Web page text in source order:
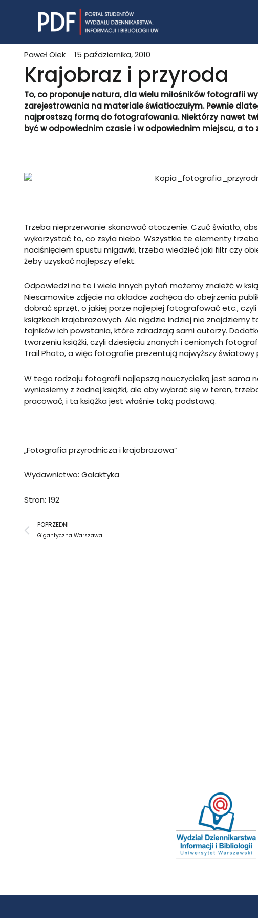
Paweł Olek 15 października, 2010
Krajobraz i przyroda
To, co proponuje natura, dla wielu miłośników fotografii
zarejestrowania na materiale światłoczułym. Pewnie
najprostszą formą do fotografowania. Niektórzy nawet
być w odpowiednim czasie i w odpowiednim miejscu, a to
Trzeba nieprzerwanie skanować otoczenie. Czuć światło,
wykorzystać to, co zsyła niebo. Wszystkie te elementy
naciśnięciem spustu migawki, trzeba wiedzieć jaki filtr czy
żeby uzyskać najlepszy efekt.
Odpowiedzi na te i wiele innych pytań możemy znaleźć w
Niesamowite zdjęcie na okładce zachęca do obejrzenia
dobrać sprzęt, o jakiej porze najlepiej fotografować etc.,
książkach krajobrazowych. Ale nigdzie indziej nie znajdziemy
tajników ich powstania, które zdradzają sami autorzy.
tworzeniu książki, czyli dziesięciu znanych i cenionych
Trail Photo, a więc fotografie prezentują najwyższy światowy
W tego rodzaju fotografii najlepszą nauczycielką jest sama
wyniesiemy z żadnej książki, ale aby wybrać się w teren,
pracować, i ta książka jest właśnie taką podstawą.
„Fotografia przyrodnicza i krajobrazowa”
Wydawnictwo: Galaktyka
Stron: 192
Prev
POPRZEDNI
Gigantyczna Warszawa